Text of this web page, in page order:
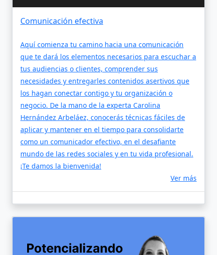
Comunicación efectiva
Aquí comienza tu camino hacia una comunicación
que te dará los elementos necesarios para escuchar a
tus audiencias o clientes, comprender sus
necesidades y entregarles contenidos asertivos que
los hagan conectar contigo y tu organización o
negocio. De la mano de la experta Carolina
Hernández Arbeláez, conocerás técnicas fáciles de
aplicar y mantener en el tiempo para consolidarte
como un comunicador efectivo, en el desafiante
mundo de las redes sociales y en tu vida profesional.
¡Te damos la bienvenida!
Ver más